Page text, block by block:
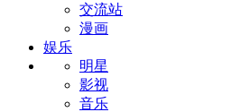
交流站
漫画
娱乐
明星
影视
音乐